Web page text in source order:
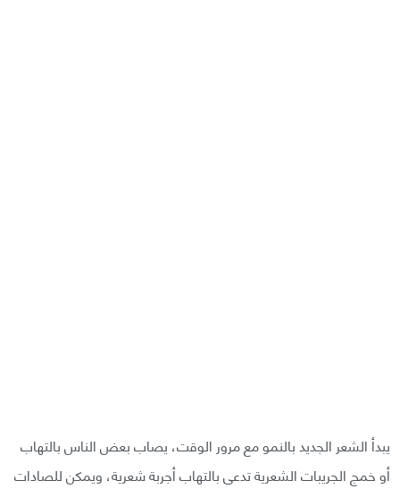
يبدأ الشعر الجديد بالنمو مع مرور الوقت، يصاب بعض الناس بالتهاب
أو خمج الجريبات الشعرية تدعى بالتهاب أجربة شعرية، ويمكن للصادات